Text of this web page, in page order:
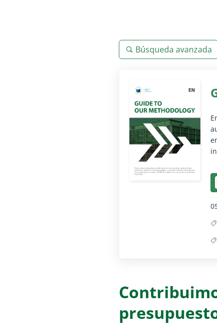
Búsqueda avanzada